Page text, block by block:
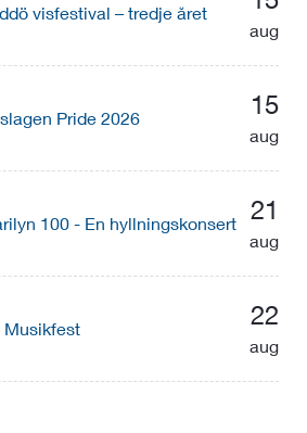
visfestival – tredje året
aug
Pride 2026 15
aug
100 - En hyllningskonsert 21
aug
Musikfest 22
aug